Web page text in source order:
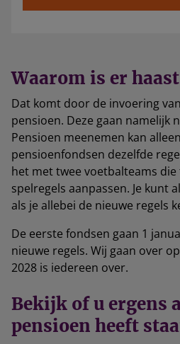
Waarom is er
Dat komt door de invoering
pensioen. Deze gaan namelijk
Pensioen meenemen kan
pensioenfondsen dezelfde
het met twee voetbalteams
spelregels aanpassen. Je kunt
als je allebei de nieuwe regels
De eerste fondsen gaan 1
nieuwe regels. Wij gaan over
2028 is iedereen over.
Bekijk of u ergens
pensioen heeft